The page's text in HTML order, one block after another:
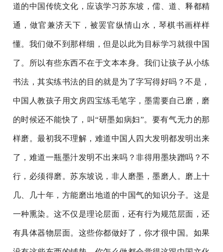
道的中国传统文化，应该学习苏东坡，儒、道、释都精
通，做官兼济天下，被罢官纵情山水，琴棋书画样样
懂。我们做不到那样细，但是以此为目标学习就很中国
了。所以有些东西不在于文本本身。我们让孩子从小练
书法，其实练书法的目的就是为了字写得好吗？不是，
中国人教孩子用文房四宝练毛笔字，墨需要自己磨，磨
的时候还不能快了，叫“研墨如病妇”。要有气无力的那
样磨。最初我不理解，难道中国人四大发明都发明出来
了，难道一瓶墨汁发明不出来吗？非得用墨块蹭吗？不
行，必须得磨。苏东坡说，非人磨墨，墨磨人。磨上十
几、几十年，方能磨出地道的中国气的知识分子。这是
一种熏染。这不仅是理论层面，还有行为规范层面，还
有具体器物层面。这些你都做好了，你才很中国。如果